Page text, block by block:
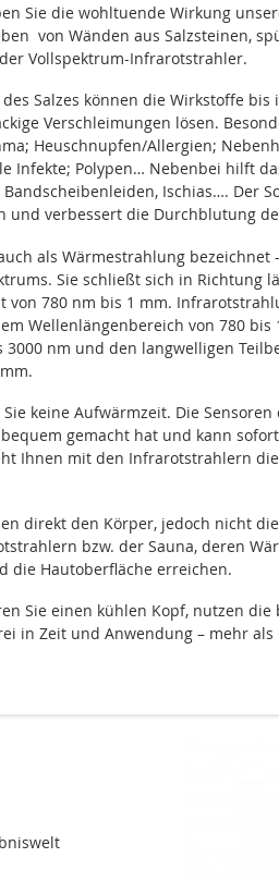
Sie die wohltuende Wirkung
von Wänden aus Salzsteinen,
Vollspektrum-Infrarotstrahler.
Salzes können die Wirkstoffe
Verschleimungen lösen.
Heuschnupfen/Allergien;
Infekte; Polypen… Nebenbei hilft
Ischias…. Der
und verbessert die Durchblutung
als Wärmestrahlung
Sie schließt sich in Richtung
von 780 nm bis 1 mm.
Wellenlängenbereich von 780
nm und den langwelligen
keine Aufwärmzeit. Die
gemacht hat und kann
Ihnen mit den Infrarotstrahlern
direkt den Körper, jedoch nicht
bzw. der Sauna, deren
die Hautoberfläche erreichen.
Sie einen kühlen Kopf, nutzen
in Zeit und Anwendung – mehr